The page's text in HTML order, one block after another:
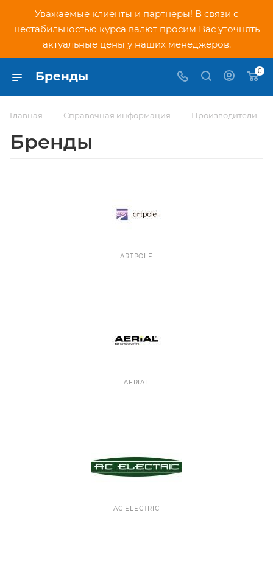
Уважаемые клиенты и партнеры! В связи с
нестабильностью курса валют просим Вас уточнять
актуальные цены у наших менеджеров.
Бренды 0
Главная — Справочная информация — Производители
Бренды
ARTPOLE
AERIAL
AC ELECTRIC